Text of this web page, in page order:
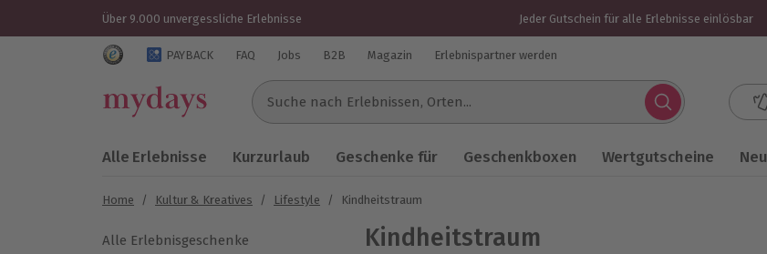
Über 9.000 unvergessliche Erlebnisse Jeder Gutschein für alle Erlebnisse einlösbar
Trustedshops Bewertungen für mydays.de
PAYBACK FAQ Jobs B2B Magazin Erlebnispartner werden
Suche nach Erlebnissen...
Alle Erlebnisse Kurzurlaub Geschenke für Geschenkboxen Wertgutscheine Neu
Home / Kultur & Kreatives / Lifestyle / Kindheitstraum
Alle Erlebnisgeschenke
Kindheitstraum